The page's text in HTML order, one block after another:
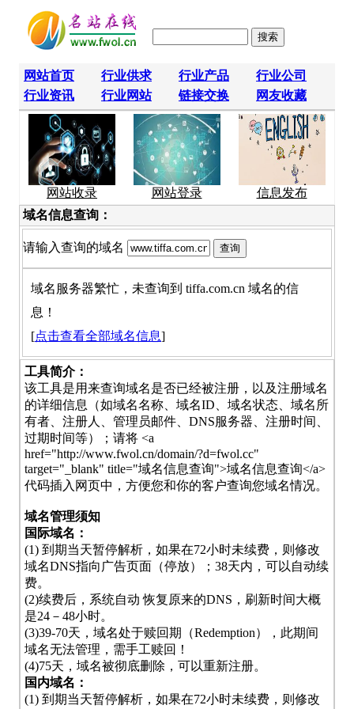
网站首页 行业供求 行业产品
行业公司
行业资讯
行业网站 链接交换 网友收藏
网站收录 网站登录
信息发布
域名信息查询：
请输入查询的域名
域名服务器繁忙，未查询到 tiffa.com.cn 域名的信
息！
[点击查看全部域名信息]
工具简介：
该工具是用来查询域名是否已经被注册，以及注册域名
的详细信息（如域名名称、域名ID、域名状态、域名所
有者、注册人、管理员邮件、DNS服务器、注册时间、
过期时间等）；请将 <a
href="http://www.fwol.cn/domain/?d=fwol.cc"
target="_blank" title="域名信息查询">域名信息查询</a>
代码插入网页中，方便您和你的客户查询您域名情况。
域名管理须知
国际域名：
(1) 到期当天暂停解析，如果在72小时未续费，则修改
域名DNS指向广告页面（停放）；38天内，可以自动续
费。
(2)续费后，系统自动 恢复原来的DNS，刷新时间大概
是24－48小时。
(3)39-70天，域名处于赎回期（Redemption），此期间
域名无法管理，需手工赎回！
(4)75天，域名被彻底删除，可以重新注册。
国内域名：
(1) 到期当天暂停解析，如果在72小时未续费，则修改